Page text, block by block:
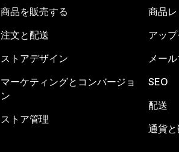
商品を販売する
注文と配送
ストアデザイン
マーケティングとコンバージョ
ン
ストア管理
商品
アッ
メー
SEO
配送
通貨と